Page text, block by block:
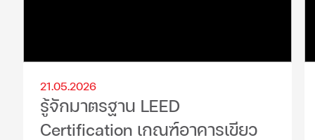
21.05.2026
รู้จักมาตรฐาน LEED
Certification เกณฑ์อาคารเขียว